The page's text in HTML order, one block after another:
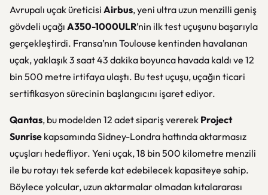
Avrupalı uçak üreticisi Airbus, yeni ultra uzun menzilli geniş
gövdeli uçağı A350-1000ULR’nin ilk test uçuşunu başarıyla
gerçekleştirdi. Fransa’nın Toulouse kentinden havalanan
uçak, yaklaşık 3 saat 43 dakika boyunca havada kaldı ve 12
bin 500 metre irtifaya ulaştı. Bu test uçuşu, uçağın ticari
sertifikasyon sürecinin başlangıcını işaret ediyor.
Qantas, bu modelden 12 adet sipariş vererek Project
Sunrise kapsamında Sidney-Londra hattında aktarmasız
uçuşları hedefliyor. Yeni uçak, 18 bin 500 kilometre menzili
ile bu rotayı tek seferde kat edebilecek kapasiteye sahip.
Böylece yolcular, uzun aktarmalar olmadan kıtalararası